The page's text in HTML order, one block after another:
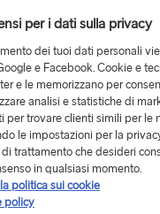
posti reclinabili a
a
o reclinate, che
traghetti sulle nostre
l'upgrade sia al momento
per i dati sulla privacy
dei tuoi dati personali
e Facebook. Cookie e
e le memorizzano per
analisi e statistiche di
per trovare clienti simili per le
le impostazioni per la
trattamento che desideri
in qualsiasi momento.
politica sui cookie
policy